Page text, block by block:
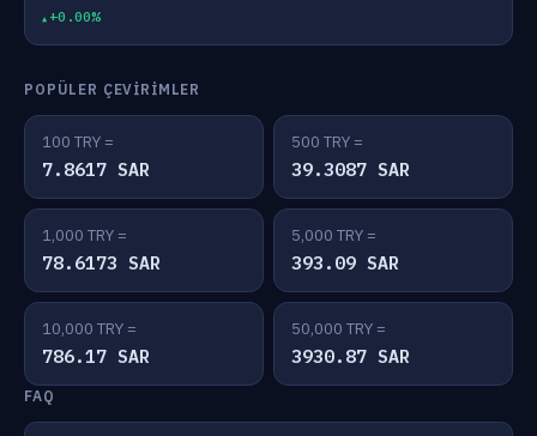
+0.00%
POPÜLER ÇEVIRIMLER
100 TRY =
7.8617 SAR
500 TRY =
39.3087 SAR
1,000 TRY =
78.6173 SAR
5,000 TRY =
393.09 SAR
10,000 TRY =
786.17 SAR
50,000 TRY =
3930.87 SAR
FAQ